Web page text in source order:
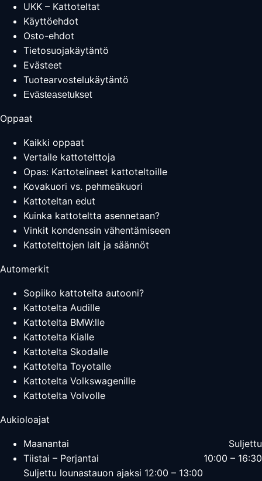
UKK – Kattoteltat
Käyttöehdot
Osto-ehdot
Tietosuojakäytäntö
Evästeet
Tuotearvostelukäytäntö
Evästeasetukset
Oppaat
Kaikki oppaat
Vertaile kattotelttoja
Opas: Kattotelineet kattoteltoille
Kovakuori vs. pehmeäkuori
Kattoteltan edut
Kuinka kattoteltta asennetaan?
Vinkit kondenssin vähentämiseen
Kattotelttojen lait ja säännöt
Automerkit
Sopiiko kattotelta autooni?
Kattotelta Audille
Kattotelta BMW:lle
Kattotelta Kialle
Kattotelta Skodalle
Kattotelta Toyotalle
Kattotelta Volkswagenille
Kattotelta Volvolle
Aukioloajat
Maanantai
Suljettu
Tiistai – Perjantai
10:00 – 16:30
Suljettu lounastauon ajaksi 12:00 – 13:00